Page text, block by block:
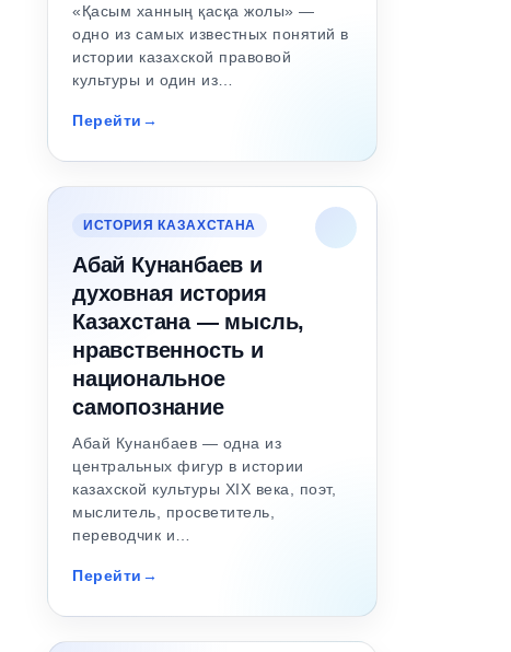
«Қасым ханның қасқа жолы» —
одно из самых известных понятий в
истории казахской правовой
культуры и один из…
Перейти
ИСТОРИЯ КАЗАХСТАНА
Абай Кунанбаев и
духовная история
Казахстана — мысль,
нравственность и
национальное
самопознание
Абай Кунанбаев — одна из
центральных фигур в истории
казахской культуры XIX века, поэт,
мыслитель, просветитель,
переводчик и…
Перейти